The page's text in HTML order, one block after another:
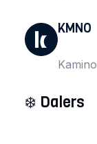
KMNO
Kamino
❄️ Dalers